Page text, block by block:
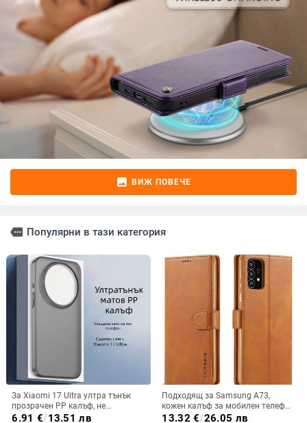
image ВИЖ ПОВЕЧЕ
more Популярни в тази категория
За Xiaomi 17 Ultra ултра тънък
прозрачен PP калъф, не
пожълтява, матиран финиш и
6.91 €/13.51 лв
Подходящ за Samsung A73,
кожен калъф за мобилен телефон
A36/A16, калъф за мобилен
13.32 €/26.05 лв